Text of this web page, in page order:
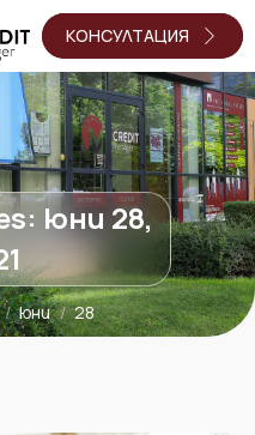
КОНСУЛТАЦИЯ
юни 28,
юни 28